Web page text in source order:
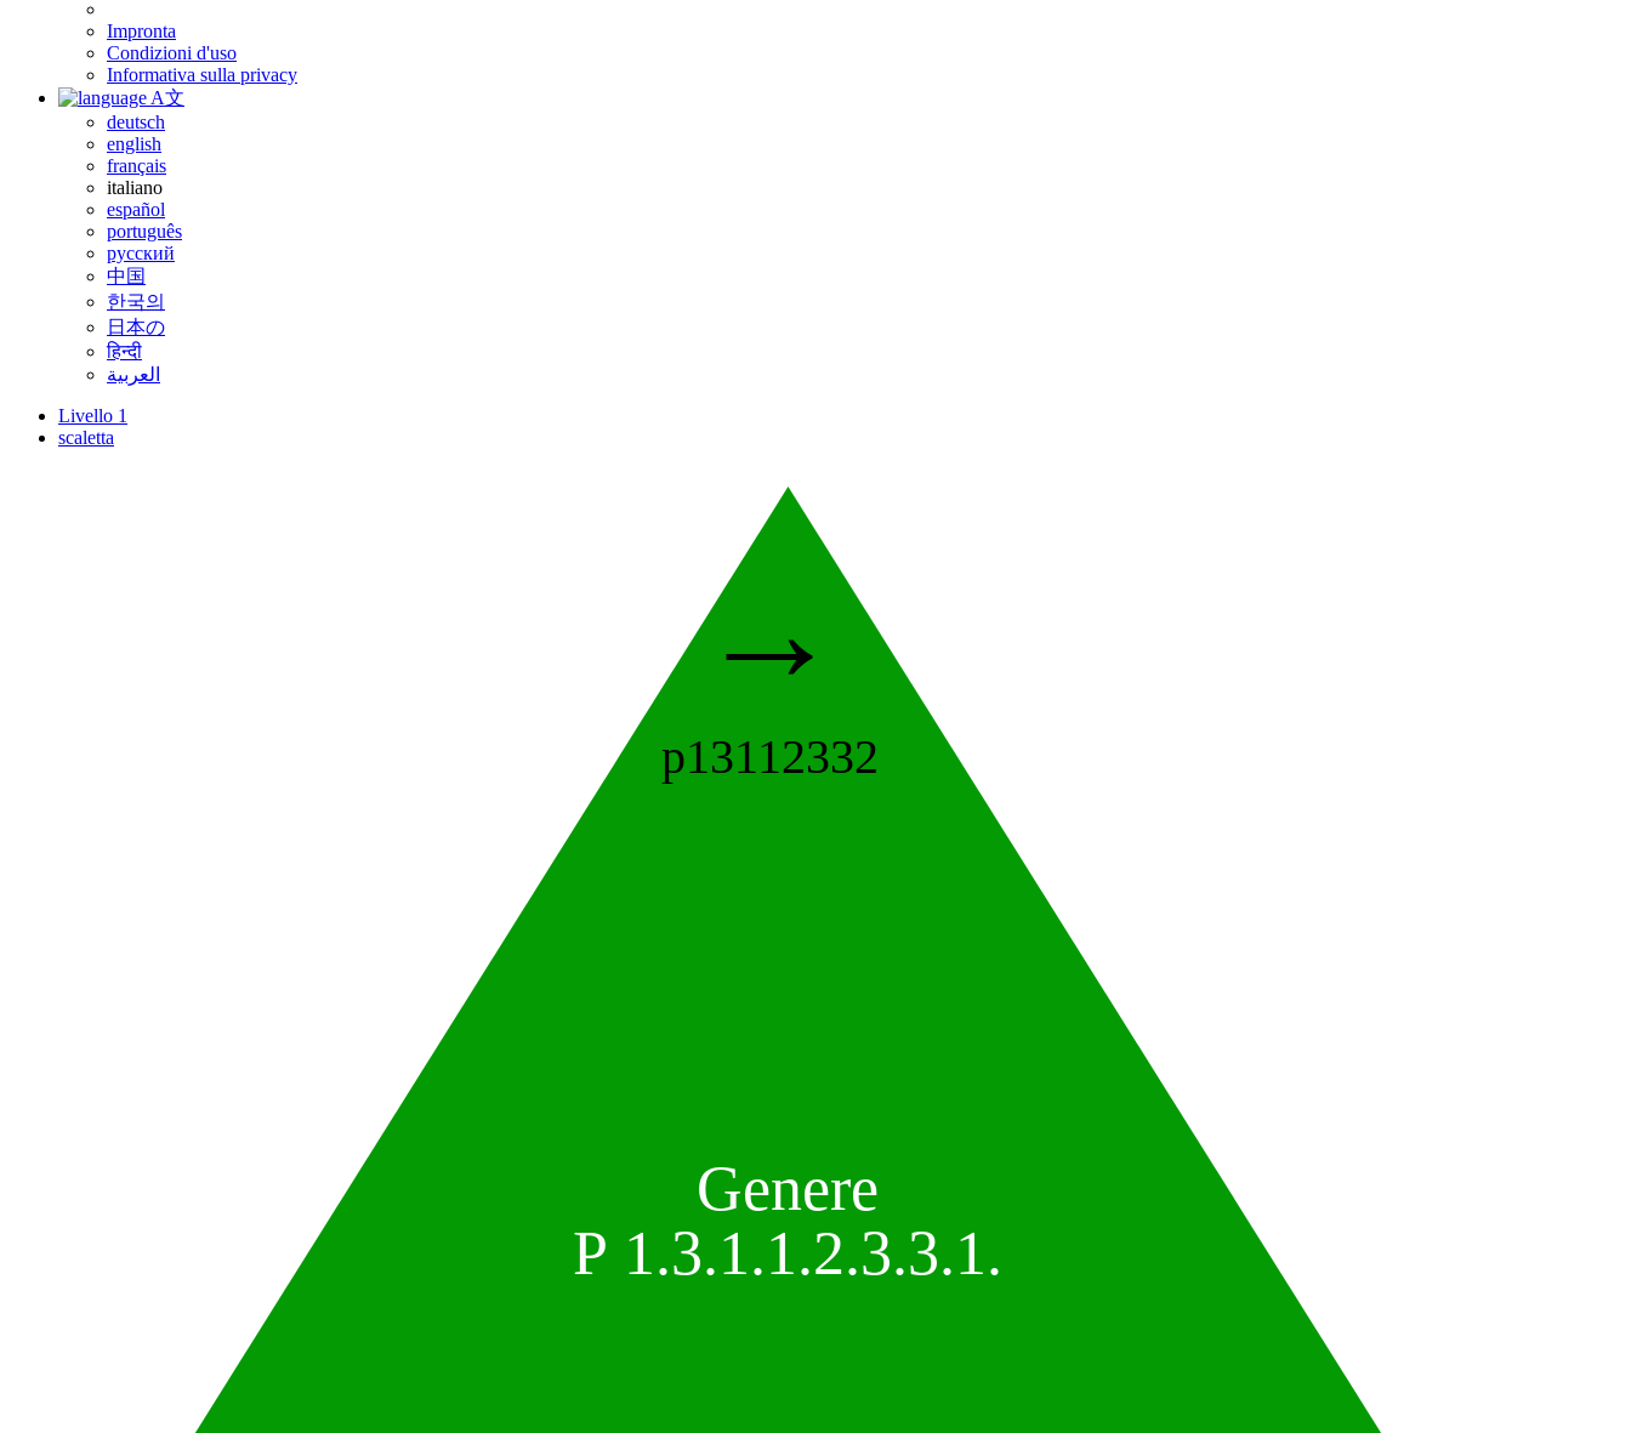
Impronta
Condizioni d'uso
Informativa sulla privacy
A文
deutsch
english
français
italiano
español
português
русский
中国
한국의
日本の
हिन्दी
العربية
Livello 1
scaletta
Genere
P 1.3.1.1.2.3.3.1.
→
p13112332